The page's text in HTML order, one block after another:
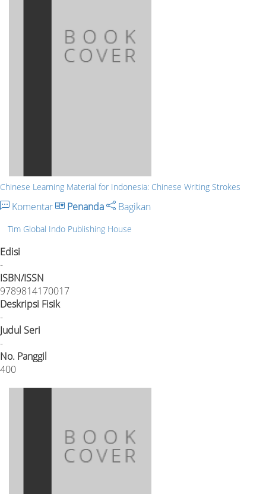
Chinese Learning Material for Indonesia: Chinese Writing Strokes
Komentar Penanda Bagikan
Tim Global Indo Publishing House
Edisi
-
ISBN/ISSN
9789814170017
Deskripsi Fisik
-
Judul Seri
-
No. Panggil
400